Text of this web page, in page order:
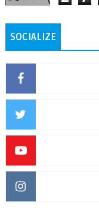
SOCIALIZE